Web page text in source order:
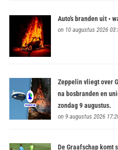
Auto's branden uit •
on 10 augustus 2026
Zeppelin vliegt over
na bosbranden en
zondag 9 augustus.
on 9 augustus 2026
De Graafschap komt